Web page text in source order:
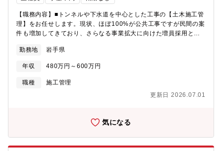
【職務内容】■トンネルや下水道を中心とした工事の【土木施工管
理】をお任せします。現状、ほぼ100%が公共工事ですが民間の案
件も増加してきており、さらなる事業拡大に向けた増員採用とな
ルや経験を積んだ後は現場リーダーとしてのキャリアパスがあり
ます！≪当社の魅力≫・案件はほとんど盛岡近辺で、地域に根差
して働くことができます。・年次や職種に応じて研修制度を実
施。業務上で必要な免許・資格等のスキルアップについて、規定
勤務地 岩手県
年収 480万円～600万円
職種
施工管理
更新日 2026.07.01
気になる